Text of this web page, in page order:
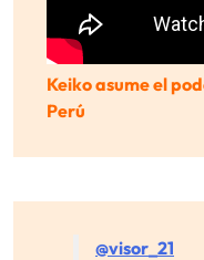
Keiko asume el
Perú
@visor_21